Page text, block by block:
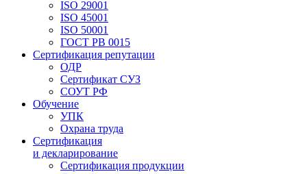
ISO 29001
ISO 45001
ISO 50001
ГОСТ РВ 0015
Сертификация репутации
ОДР
Сертификат СУЗ
СОУТ РФ
Обучение
УПК
Охрана труда
Сертификация
и декларирование
Сертификация продукции